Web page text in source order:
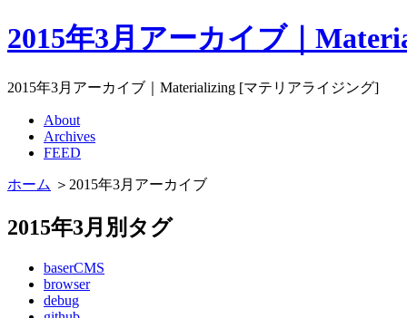
2015年3月アーカイブ｜
2015年3月アーカイブ｜Materializing [マテリアライジング]
About
Archives
FEED
ホーム ＞2015年3月アーカイブ
2015年3月別タグ
baserCMS
browser
debug